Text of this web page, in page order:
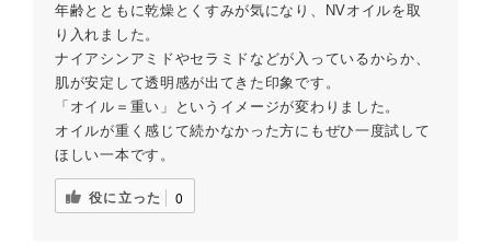
年齢とともに乾燥とくすみが気になり、NVオイルを取
り入れました。
ナイアシンアミドやセラミドなどが入っているからか、
肌が安定して透明感が出てきた印象です。
「オイル＝重い」というイメージが変わりました。
オイルが重く感じて続かなかった方にもぜひ一度試して
ほしい一本です。
役に立った 0